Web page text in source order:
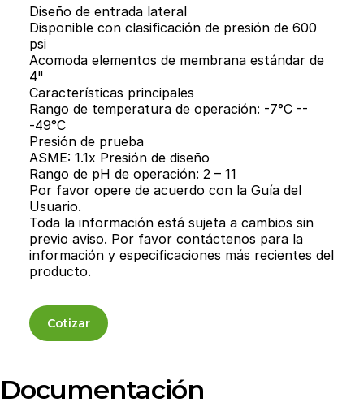
Diseño de entrada lateral
Disponible con clasificación de presión de 600
psi
Acomoda elementos de membrana estándar de
4"
Características principales
Rango de temperatura de operación: -7°C --
-49°C
Presión de prueba
ASME: 1.1x Presión de diseño
Rango de pH de operación: 2 – 11
Por favor opere de acuerdo con la Guía del
Usuario.
Toda la información está sujeta a cambios sin
previo aviso. Por favor contáctenos para la
información y especificaciones más recientes del
producto.
Cotizar
Documentación